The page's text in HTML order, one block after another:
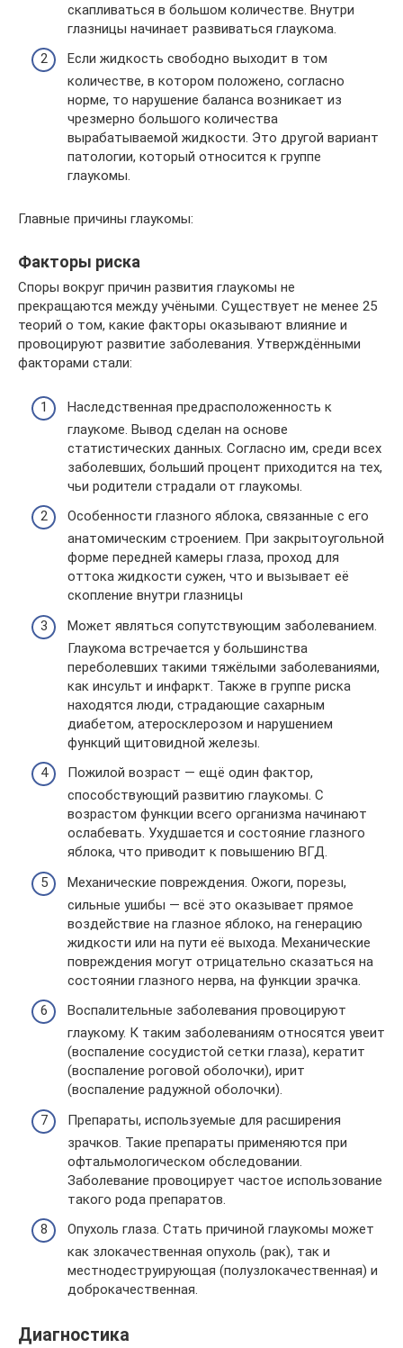
скапливаться в большом количестве. Внутри
глазницы начинает развиваться глаукома.
Если жидкость свободно выходит в том
количестве, в котором положено, согласно
норме, то нарушение баланса возникает из
чрезмерно большого количества
вырабатываемой жидкости. Это другой вариант
патологии, который относится к группе
глаукомы.
Главные причины глаукомы:
Факторы риска
Споры вокруг причин развития глаукомы не
прекращаются между учёными. Существует не менее 25
теорий о том, какие факторы оказывают влияние и
провоцируют развитие заболевания. Утверждёнными
факторами стали:
Наследственная предрасположенность к
глаукоме. Вывод сделан на основе
статистических данных. Согласно им, среди всех
заболевших, больший процент приходится на тех,
чьи родители страдали от глаукомы.
Особенности глазного яблока, связанные с его
анатомическим строением. При закрытоугольной
форме передней камеры глаза, проход для
оттока жидкости сужен, что и вызывает её
скопление внутри глазницы
Может являться сопутствующим заболеванием.
Глаукома встречается у большинства
переболевших такими тяжёлыми заболеваниями,
как инсульт и инфаркт. Также в группе риска
находятся люди, страдающие сахарным
диабетом, атеросклерозом и нарушением
функций щитовидной железы.
Пожилой возраст — ещё один фактор,
способствующий развитию глаукомы. С
возрастом функции всего организма начинают
ослабевать. Ухудшается и состояние глазного
яблока, что приводит к повышению ВГД.
Механические повреждения. Ожоги, порезы,
сильные ушибы — всё это оказывает прямое
воздействие на глазное яблоко, на генерацию
жидкости или на пути её выхода. Механические
повреждения могут отрицательно сказаться на
состоянии глазного нерва, на функции зрачка.
Воспалительные заболевания провоцируют
глаукому. К таким заболеваниям относятся увеит
(воспаление сосудистой сетки глаза), кератит
(воспаление роговой оболочки), ирит
(воспаление радужной оболочки).
Препараты, используемые для расширения
зрачков. Такие препараты применяются при
офтальмологическом обследовании.
Заболевание провоцирует частое использование
такого рода препаратов.
Опухоль глаза. Стать причиной глаукомы может
как злокачественная опухоль (рак), так и
местнодеструирующая (полузлокачественная) и
доброкачественная.
Диагностика